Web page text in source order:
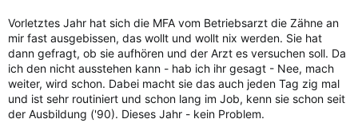
Vorletztes Jahr hat sich die MFA vom Betriebsarzt die Zähne an
mir fast ausgebissen, das wollt und wollt nix werden. Sie hat
dann gefragt, ob sie aufhören und der Arzt es versuchen soll. Da
ich den nicht ausstehen kann - hab ich ihr gesagt - Nee, mach
weiter, wird schon. Dabei macht sie das auch jeden Tag zig mal
und ist sehr routiniert und schon lang im Job, kenn sie schon seit
der Ausbildung ('90). Dieses Jahr - kein Problem.